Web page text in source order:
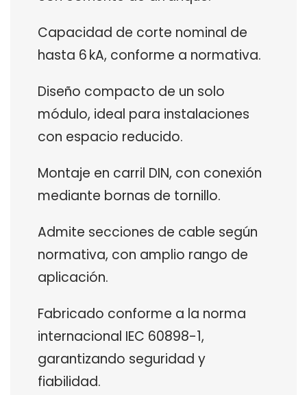
Capacidad de corte nominal de
hasta 6 kA, conforme a normativa.
Diseño compacto de un solo
módulo, ideal para instalaciones
con espacio reducido.
Montaje en carril DIN, con conexión
mediante bornas de tornillo.
Admite secciones de cable según
normativa, con amplio rango de
aplicación.
Fabricado conforme a la norma
internacional IEC 60898-1,
garantizando seguridad y
fiabilidad.